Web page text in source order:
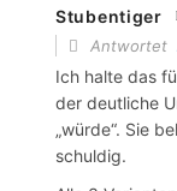
Stubentiger
Antwortet
Ich halte das
der deutliche
„würde“. Sie
schuldig.